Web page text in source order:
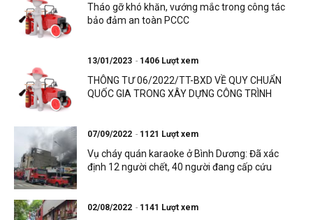
Tháo gỡ khó khăn, vướng mắc trong công tác
bảo đảm an toàn PCCC
13/01/2023 1406 Lượt xem
THÔNG TƯ 06/2022/TT-BXD VỀ QUY CHUẨN
QUỐC GIA TRONG XÂY DỰNG CÔNG TRÌNH
07/09/2022 1121 Lượt xem
Vụ cháy quán karaoke ở Bình Dương: Đã xác
định 12 người chết, 40 người đang cấp cứu
02/08/2022 1141 Lượt xem